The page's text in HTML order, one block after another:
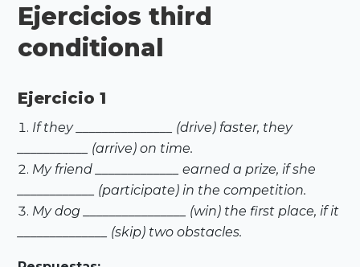
Ejercicios third
conditional
Ejercicio 1
If they _______________ (drive) faster, they
___________ (arrive) on time.
My friend _____________ earned a prize, if she
____________ (participate) in the competition.
My dog ________________ (win) the first place, if it
______________ (skip) two obstacles.